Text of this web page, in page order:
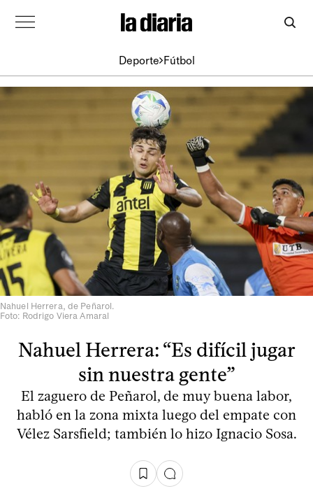
Deporte Fútbol
Nahuel Herrera, de Peñarol.
Foto: Rodrigo Viera Amaral
Nahuel Herrera: “Es difícil jugar
sin nuestra gente”
El zaguero de Peñarol, de muy buena labor,
habló en la zona mixta luego del empate con
Vélez Sarsfield; también lo hizo Ignacio Sosa.